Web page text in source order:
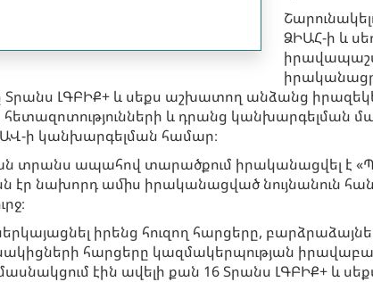
ՁԻԱՀ-ի և
ԼԳԲԻՔ+ և սեքս աշխատող անձանց
և դրանց կանխարգելման
ի կանխարգելման համար։
տրանս ապահով տարածքում իրականացվել է
էր նախորդ ամիս իրականացված նույնանուն
իրենց հուզող հարցերը,
հարցերը կազմակերպության
էին ավելի քան 16 Տրանս ԼԳԲԻՔ+ և